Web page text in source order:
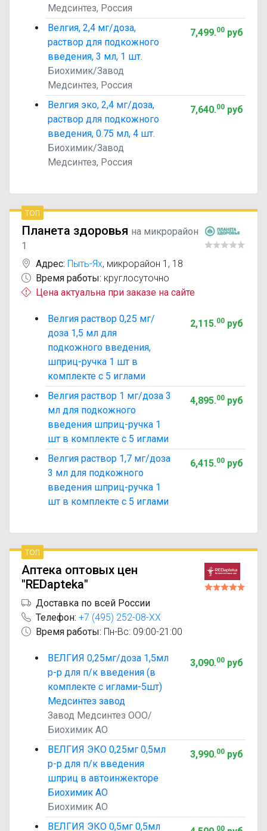
Медсинтез, Россия
Велгия, 2,4 мг/доза,
раствор для подкожного
введения, 3 мл, 1 шт.
Биохимик/Завод
Медсинтез, Россия
7,499.00руб
Велгия эко, 2,4 мг/доза,
раствор для подкожного
введения, 0.75 мл, 4 шт.
Биохимик/Завод
Медсинтез, Россия
7,640.00руб
топ
Планета здоровья на микрорайон
1
Адрес: Пыть-Ях, микрорайон 1, 18
Время работы: круглосуточно
Цена актуальна при заказе на сайте
Велгия раствор 0,25 мг/
доза 1,5 мл для
подкожного введения,
шприц-ручка 1 шт в
комплекте с 5 иглами
2,115.00руб
Велгия раствор 1 мг/доза 3
мл для подкожного
введения шприц-ручка 1
шт в комплекте с 5 иглами
4,895.00руб
Велгия раствор 1,7 мг/доза
3 мл для подкожного
введения шприц-ручка 1
шт в комплекте с 5 иглами
6,415.00руб
топ
Аптека оптовых цен
"REDapteka"
Доставка по всей России
Телефон: +7 (495) 252-08-XX
Время работы: Пн-Вс: 09:00-21:00
ВЕЛГИЯ 0,25мг/доза 1,5мл
р-р для п/к введения (в
комплекте с иглами-5шт)
Медсинтез завод
Завод Медсинтез ООО/
Биохимик АО
3,090.00руб
ВЕЛГИЯ ЭКО 0,25мг 0,5мл
р-р для п/к введения
шприц в автоинжекторе
Биохимик АО
Биохимик АО
3,990.00руб
ВЕЛГИЯ ЭКО 0,5мг 0,5мл 00